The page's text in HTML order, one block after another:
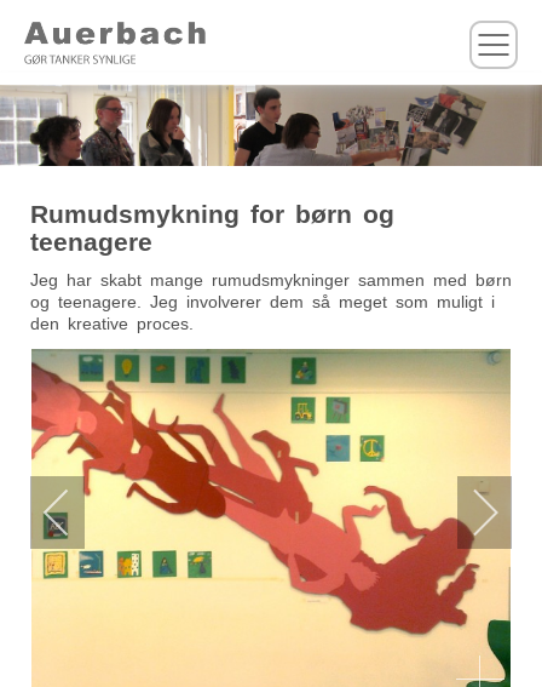
Rumudsmykning for børn og
teenagere
Jeg har skabt mange rumudsmykninger sammen med børn
og teenagere. Jeg involverer dem så meget som muligt i
den kreative proces.